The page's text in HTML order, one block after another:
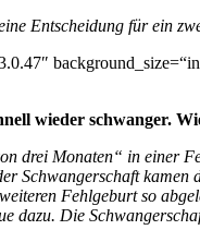
Entscheidung für ein
wieder schwanger.
drei Monaten“ in einer
Fehlgeburt so
dazu. Die